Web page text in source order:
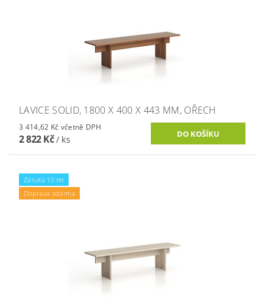
LAVICE SOLID, 1800 X 400 X 443 MM, OŘECH
3 414,62 Kč včetně DPH
2 822 Kč/ ks
Záruka 10 let
Doprava zdarma